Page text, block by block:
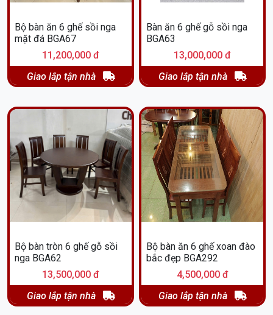
Bộ bàn ăn 6 ghế sồi nga
mặt đá BGA67
11,200,000 đ
Giao lắp tận nhà
Bàn ăn 6 ghế gỗ sồi nga
BGA63
13,000,000 đ
Giao lắp tận nhà
Bộ bàn tròn 6 ghế gỗ sồi
nga BGA62
13,500,000 đ
Giao lắp tận nhà
Bộ bàn ăn 6 ghế xoan đào
bắc đẹp BGA292
4,500,000 đ
Giao lắp tận nhà